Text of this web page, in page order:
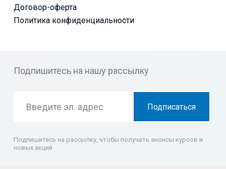
Договор-оферта
Политика конфиденциальности
Подпишитесь на нашу рассылку
Подписаться
Подпишитесь на рассылку, чтобы получать анонсы курсов и
новых акций